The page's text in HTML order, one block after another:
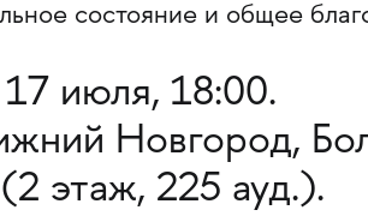
состояние и общее
17 июля, 18:00.
Новгород,
этаж, 225 ауд.).